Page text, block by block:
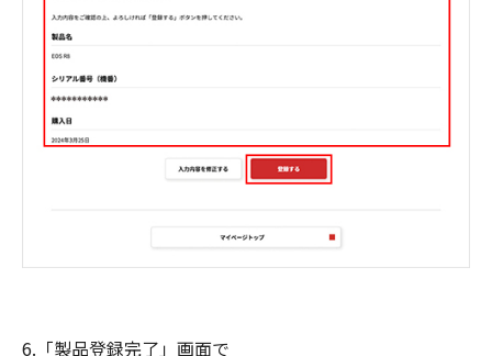
6.「製品登録完了」画面で